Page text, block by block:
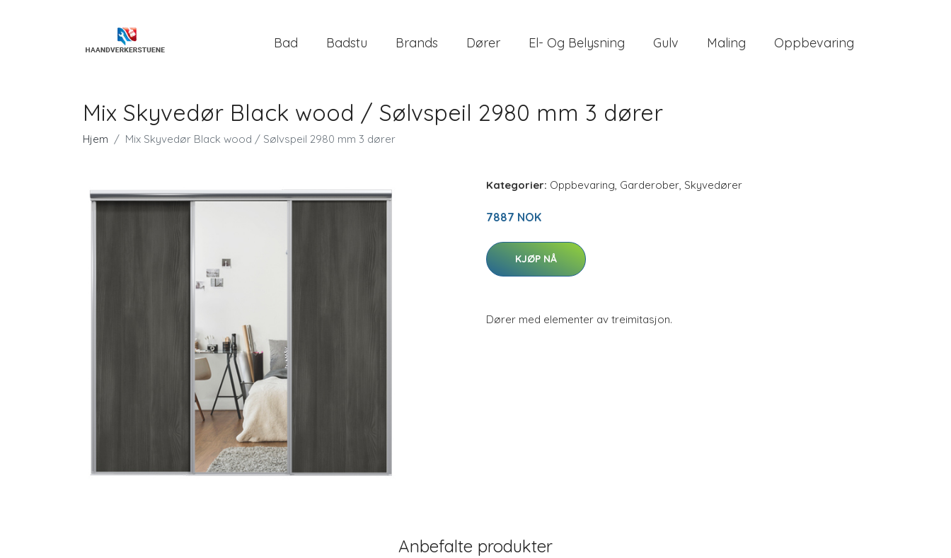
Bad Badstu Brands Dører El- Og Belysning Gulv Maling Oppbevaring
Mix Skyvedør Black wood / Sølvspeil 2980 mm 3 dører
Hjem Mix Skyvedør Black wood / Sølvspeil 2980 mm 3 dører
Kategorier: Oppbevaring, Garderober, Skyvedører
7887 NOK
KJØP NÅ
Dører med elementer av treimitasjon.
Anbefalte produkter